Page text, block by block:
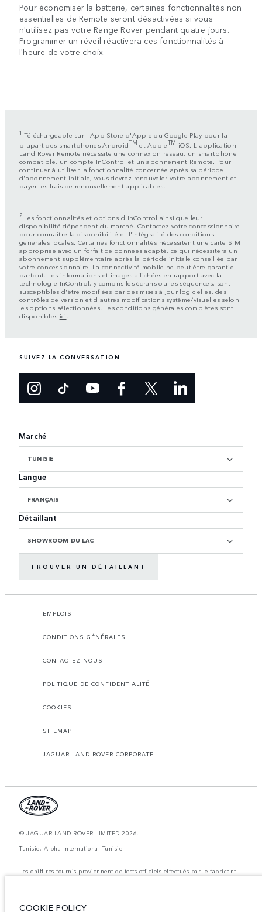
Pour économiser la batterie, certaines fonctionnalités non
essentielles de Remote seront désactivées si vous
n'utilisez pas votre Range Rover pendant quatre jours.
Programmer un réveil réactivera ces fonctionnalités à
l'heure de votre choix.
1 Téléchargeable sur l'App Store d'Apple ou Google Play pour la
plupart des smartphones AndroidTM et AppleTM iOS. L'application
Land Rover Remote nécessite une connexion réseau, un smartphone
compatible, un compte InControl et un abonnement Remote. Pour
continuer à utiliser la fonctionnalité concernée après sa période
d'abonnement initiale, vous devrez renouveler votre abonnement et
payer les frais de renouvellement applicables.
2 Les fonctionnalités et options d'InControl ainsi que leur
disponibilité dépendent du marché. Contactez votre concessionnaire
pour connaître la disponibilité et l'intégralité des conditions
générales locales. Certaines fonctionnalités nécessitent une carte SIM
appropriée avec un forfait de données adapté, ce qui nécessitera un
abonnement supplémentaire après la période initiale conseillée par
votre concessionnaire. La connectivité mobile ne peut être garantie
partout. Les informations et images affichées en rapport avec la
technologie InControl, y compris les écrans ou les séquences, sont
susceptibles d'être modifiées par des mises à jour logicielles, des
contrôles de version et d'autres modifications système/visuelles selon
les options sélectionnées. Les conditions générales complètes sont
disponibles ici
SUIVEZ LA CONVERSATION
Marché
TUNISIE
Langue
FRANÇAIS
Détaillant
SHOWROOM DU LAC
TROUVER UN DÉTAILLANT
EMPLOIS
CONDITIONS GÉNÉRALES
CONTACTEZ-NOUS
POLITIQUE DE CONFIDENTIALITÉ
COOKIES
SITEMAP
JAGUAR LAND ROVER CORPORATE
© JAGUAR LAND ROVER LIMITED 2026.
Tunisie, Alpha International Tunisie
Les chiff res fournis proviennent de tests officiels effectués par le fabricant
conformément å la législation européenne en vigueur. La consommation
configurateur peuvent varier d'un marché à l'autre et ne comprennent pas
COOKIE POLICY